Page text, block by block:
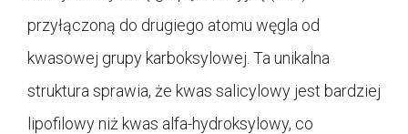
przyłączoną do drugiego atomu węgla od
kwasowej grupy karboksylowej. Ta unikalna
struktura sprawia, że kwas salicylowy jest bardziej
lipofilowy niż kwas alfa-hydroksylowy, co